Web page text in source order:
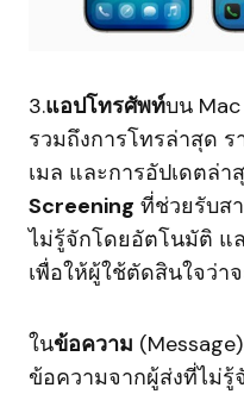
3.แอปโทรศัพท์บน
รวมถึงการโทรล่าสุด
เมล และการอัปเดตล่
Screening ที่ช่วยรับส
ไม่รู้จักโดยอัตโนมัติ แ
เพื่อให้ผู้ใช้ตัดสินใจว่า
ในข้อความ
ข้อความจากผู้ส่งที่ไม่